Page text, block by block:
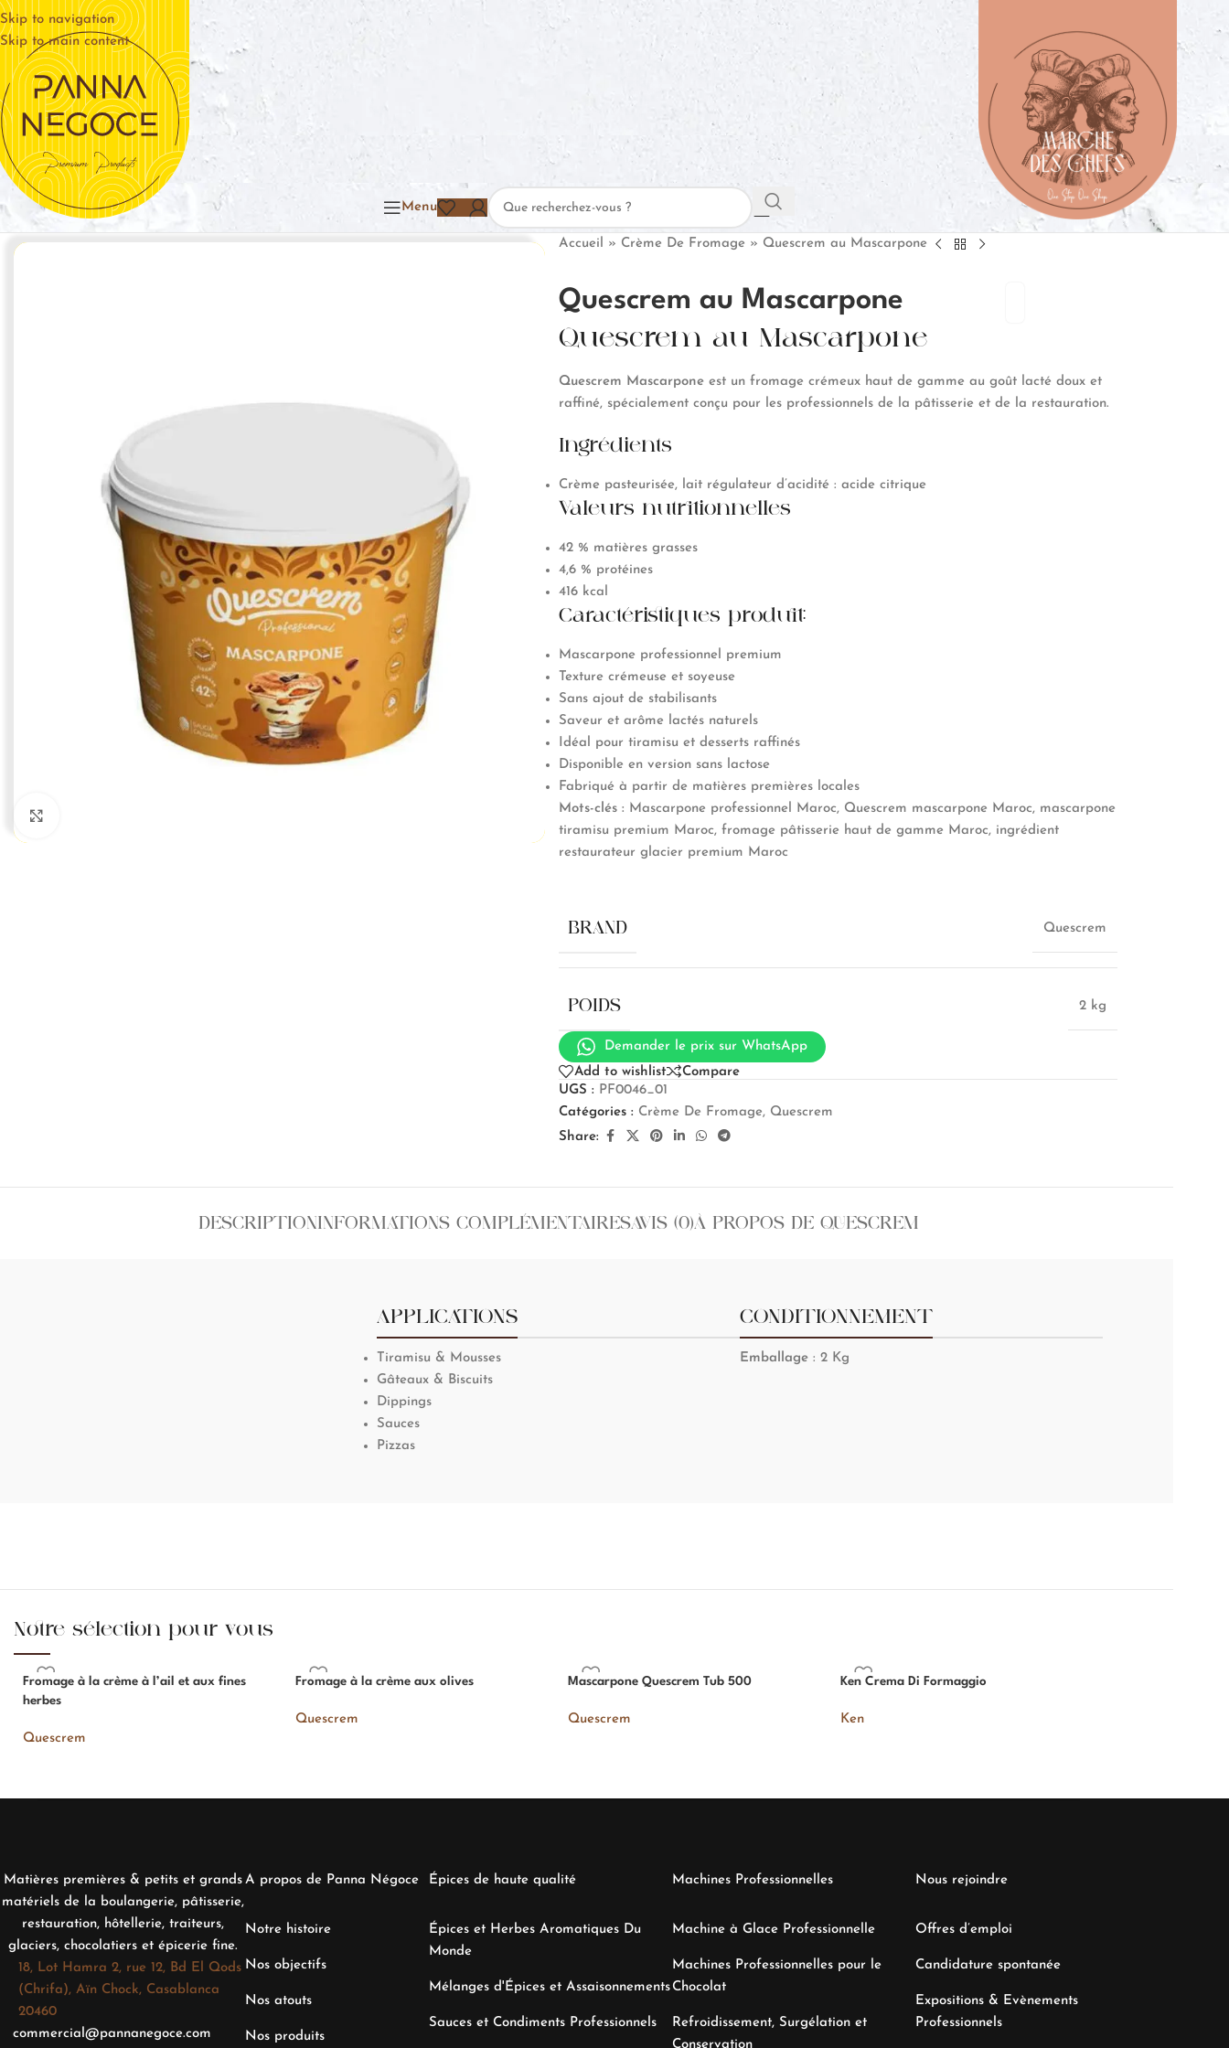
Skip to navigation
Skip to main content
Menu
Accueil » Crème De Fromage » Quescrem au Mascarpone
Quescrem au Mascarpone
Quescrem au Mascarpone
Quescrem Mascarpone est un fromage crémeux haut de gamme au goût lacté doux et
raffiné, spécialement conçu pour les professionnels de la pâtisserie et de la restauration.
Ingrédients
Crème pasteurisée, lait régulateur d’acidité : acide citrique
Valeurs nutritionnelles
42 % matières grasses
4,6 % protéines
416 kcal
Caractéristiques produit:
Mascarpone professionnel premium
Texture crémeuse et soyeuse
Sans ajout de stabilisants
Saveur et arôme lactés naturels
Idéal pour tiramisu et desserts raffinés
Disponible en version sans lactose
Fabriqué à partir de matières premières locales
Mots-clés : Mascarpone professionnel Maroc, Quescrem mascarpone Maroc, mascarpone
tiramisu premium Maroc, fromage pâtisserie haut de gamme Maroc, ingrédient
restaurateur glacier premium Maroc
BRAND Quescrem
POIDS 2 kg
Demander le prix sur WhatsApp
Add to wishlist
Compare
UGS : PF0046_01
Catégories : Crème De Fromage, Quescrem
Share:
DESCRIPTIONINFORMATIONS COMPLÉMENTAIRESAVIS (0)À PROPOS DE QUESCREM
APPLICATIONS
Tiramisu & Mousses
Gâteaux & Biscuits
Dippings
Sauces
Pizzas
CONDITIONNEMENT
Emballage: 2 Kg
Notre sélection pour vous
Fromage à la crème à l’ail et aux fines
herbes
Quescrem
Fromage à la crème aux olives
Quescrem
Mascarpone Quescrem Tub 500
Quescrem
Ken Crema Di Formaggio
Ken
Matières premières & petits et grands
matériels de la boulangerie, pâtisserie,
restauration, hôtellerie, traiteurs,
glaciers, chocolatiers et épicerie fine.
18, Lot Hamra 2, rue 12, Bd El Qods
(Chrifa), Aïn Chock, Casablanca
20460
commercial@pannanegoce.com
A propos de Panna Négoce
Notre histoire
Nos objectifs
Nos atouts
Nos produits
Épices de haute qualité
Épices et Herbes Aromatiques Du
Monde
Mélanges d'Épices et Assaisonnements
Sauces et Condiments Professionnels
Machines Professionnelles
Machine à Glace Professionnelle
Machines Professionnelles pour le
Chocolat
Refroidissement, Surgélation et
Conservation
Nous rejoindre
Offres d’emploi
Candidature spontanée
Expositions & Evènements
Professionnels